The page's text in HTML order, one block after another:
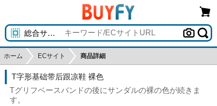
ホーム ECサイト 商品詳細
T字形基础带后跟凉鞋 裸色
Tグリフベースバンドの後にサンダルの裸の色が続きま
す。